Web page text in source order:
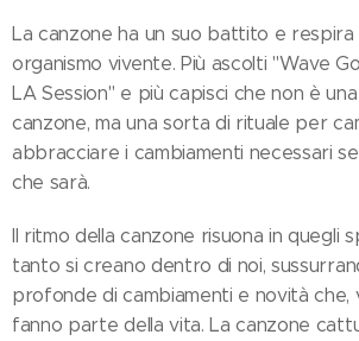
La canzone ha un suo battito e
organismo vivente. Più ascolti "Wave
LA Session" e più capisci che non è
canzone, ma una sorta di rituale per
abbracciare i cambiamenti necessari
che sarà.
Il ritmo della canzone risuona in quegli
tanto si creano dentro di noi,
profonde di cambiamenti e novità che,
fanno parte della vita. La canzone